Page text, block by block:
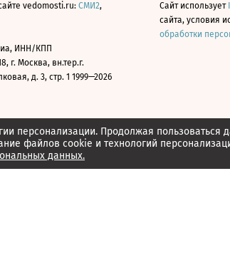
персонализации. Продолжая пользоваться
файлов cookie и технологий
данных.
vedomosti.ru: СМИ2,
ИНН/КПП
г. Москва, вн.тер.г.
д. 3, стр. 1 1999—2026
Сайт использует
сайта, условия
обработки